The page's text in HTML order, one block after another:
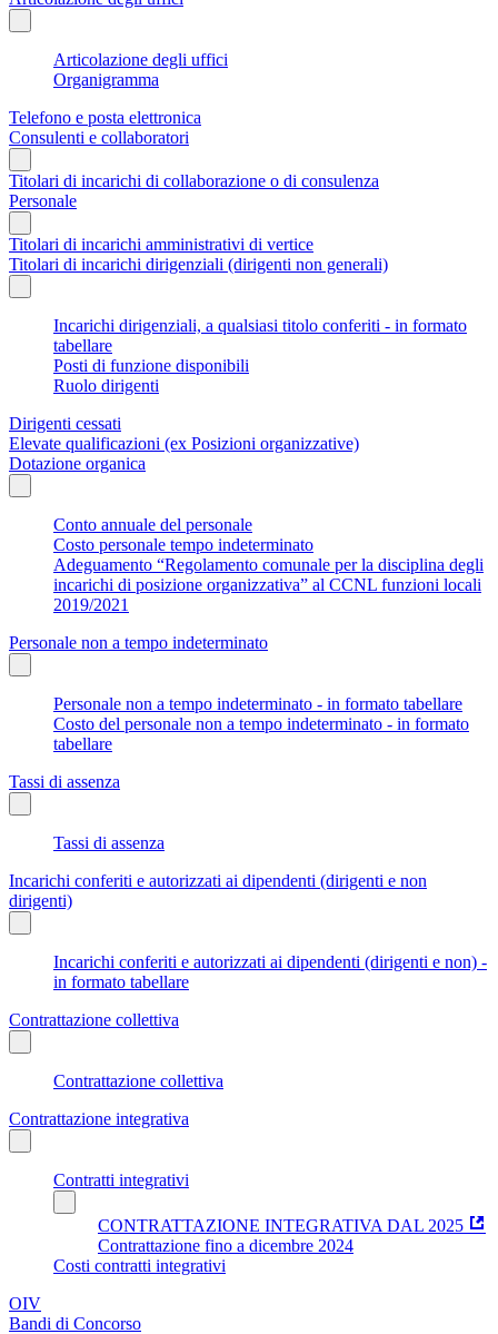
Articolazione degli uffici
Organigramma
Telefono e posta elettronica
Consulenti e collaboratori
Titolari di incarichi di collaborazione o di consulenza
Personale
Titolari di incarichi amministrativi di vertice
Titolari di incarichi dirigenziali (dirigenti non generali)
Incarichi dirigenziali, a qualsiasi titolo conferiti - in formato
tabellare
Posti di funzione disponibili
Ruolo dirigenti
Dirigenti cessati
Elevate qualificazioni (ex Posizioni organizzative)
Dotazione organica
Conto annuale del personale
Costo personale tempo indeterminato
Adeguamento “Regolamento comunale per la disciplina degli
incarichi di posizione organizzativa” al CCNL funzioni locali
2019/2021
Personale non a tempo indeterminato
Personale non a tempo indeterminato - in formato tabellare
Costo del personale non a tempo indeterminato - in formato
tabellare
Tassi di assenza
Tassi di assenza
Incarichi conferiti e autorizzati ai dipendenti (dirigenti e non
dirigenti)
Incarichi conferiti e autorizzati ai dipendenti (dirigenti e non) -
in formato tabellare
Contrattazione collettiva
Contrattazione collettiva
Contrattazione integrativa
Contratti integrativi
CONTRATTAZIONE INTEGRATIVA DAL 2025
Contrattazione fino a dicembre 2024
Costi contratti integrativi
OIV
Bandi di Concorso